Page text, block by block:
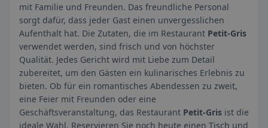
mit Familie und Freunden. Das freundliche Personal
sorgt dafür, dass jeder Gast einen unvergesslichen
Aufenthalt hat. Die Zutaten, die im Restaurant Petit-Gris
verwendet werden, sind frisch und von höchster
Qualität. Jedes Gericht wird mit Liebe zum Detail
zubereitet, um den Gästen ein kulinarisches Erlebnis zu
bieten. Ob für ein romantisches Abendessen zu zweit,
eine Feier mit Freunden oder eine
Geschäftsveranstaltung, das Restaurant Petit-Gris ist die
ideale Wahl. Reservieren Sie noch heute einen Tisch und